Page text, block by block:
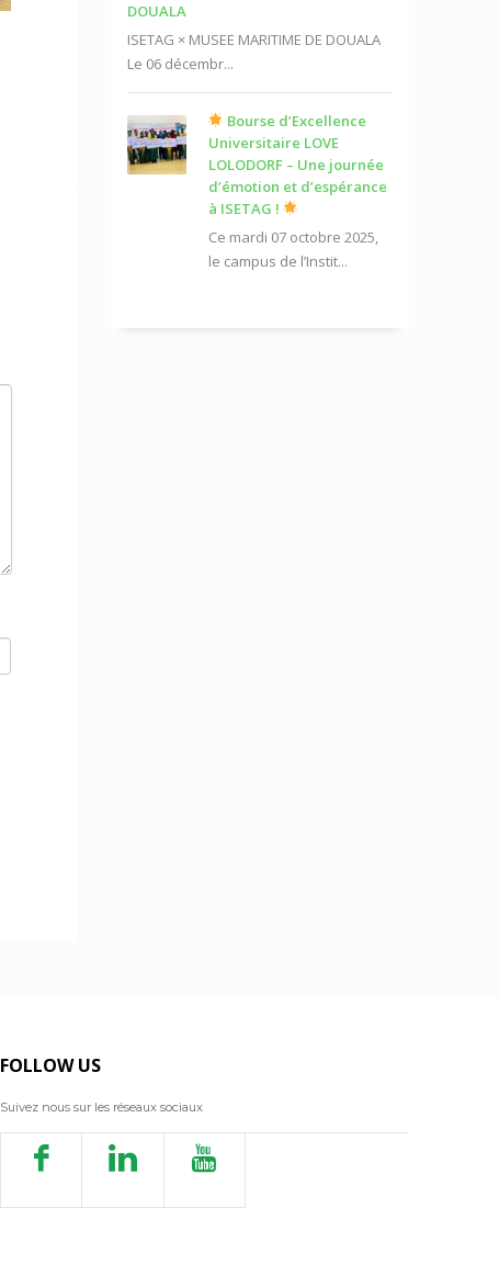
DOUALA
ISETAG × MUSEE MARITIME DE DOUALA
Le 06 décembr...
Bourse d’Excellence
Universitaire LOVE
LOLODORF – Une journée
d’émotion et d’espérance
à ISETAG !
Ce mardi 07 octobre 2025,
le campus de l’Instit...
FOLLOW US
Suivez nous sur les réseaux sociaux